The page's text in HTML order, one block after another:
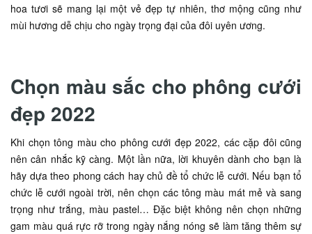
hoa tươi sẽ mang lại một vẻ đẹp tự nhiên, thơ mộng cũng như
mùi hương dễ chịu cho ngày trọng đại của đôi uyên ương.
Chọn màu sắc cho phông cưới
đẹp 2022
Khi chọn tông màu cho phông cưới đẹp 2022, các cặp đôi cũng
nên cân nhắc kỹ càng. Một lần nữa, lời khuyên dành cho bạn là
hãy dựa theo phong cách hay chủ đề tổ chức lễ cưới. Nếu bạn tổ
chức lễ cưới ngoài trời, nên chọn các tông màu mát mẻ và sang
trọng như trắng, màu pastel… Đặc biệt không nên chọn những
gam màu quá rực rỡ trong ngày nắng nóng sẽ làm tăng thêm sự